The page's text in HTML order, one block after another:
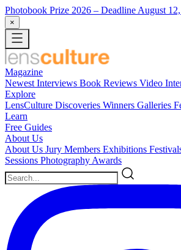
Photobook Prize 2026 – Deadline August
×
Magazine
Newest Interviews Book Reviews Video
Explore
LensCulture Discoveries Winners Galleries
Learn
Free Guides
About Us
About Us Jury Members Exhibitions
Sessions Photography Awards